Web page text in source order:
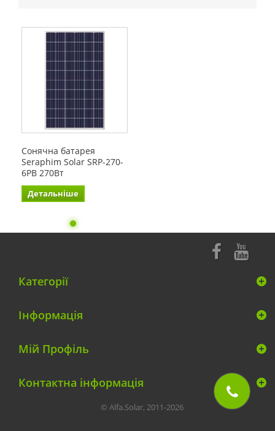
Сонячна батарея
Seraphim Solar SRP-270-
6PB 270Вт
Детальніше
Категорії
Інформація
Мій Профіль
Контактна інформація
© Alfa.Solar, 2011-2026